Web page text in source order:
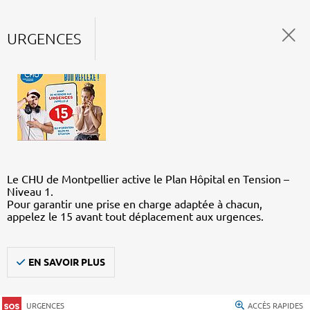
URGENCES
Le CHU de Montpellier active le Plan Hôpital en Tension –
Niveau 1.
Pour garantir une prise en charge adaptée à chacun,
appelez le 15 avant tout déplacement aux urgences.
EN SAVOIR PLUS
URGENCES ACCÈS RAPIDES